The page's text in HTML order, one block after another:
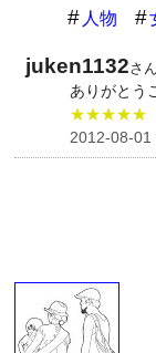
人物
juken1132さ
ありがとう
★★★★★
2012-08-01